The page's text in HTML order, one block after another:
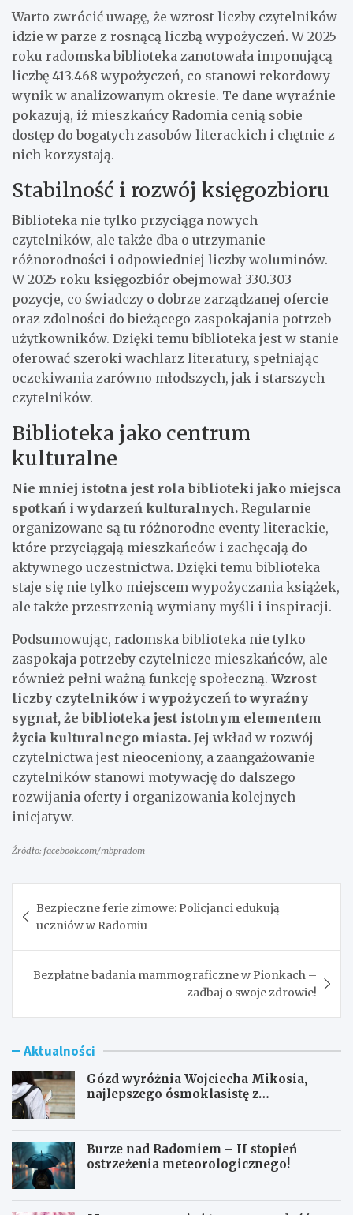
Warto zwrócić uwagę, że wzrost liczby czytelników
idzie w parze z rosnącą liczbą wypożyczeń. W 2025
roku radomska biblioteka zanotowała imponującą
liczbę 413.468 wypożyczeń, co stanowi rekordowy
wynik w analizowanym okresie. Te dane wyraźnie
pokazują, iż mieszkańcy Radomia cenią sobie
dostęp do bogatych zasobów literackich i chętnie z
nich korzystają.
Stabilność i rozwój księgozbioru
Biblioteka nie tylko przyciąga nowych
czytelników, ale także dba o utrzymanie
różnorodności i odpowiedniej liczby woluminów.
W 2025 roku księgozbiór obejmował 330.303
pozycje, co świadczy o dobrze zarządzanej ofercie
oraz zdolności do bieżącego zaspokajania potrzeb
użytkowników. Dzięki temu biblioteka jest w stanie
oferować szeroki wachlarz literatury, spełniając
oczekiwania zarówno młodszych, jak i starszych
czytelników.
Biblioteka jako centrum
kulturalne
Nie mniej istotna jest rola biblioteki jako miejsca
spotkań i wydarzeń kulturalnych. Regularnie
organizowane są tu różnorodne eventy literackie,
które przyciągają mieszkańców i zachęcają do
aktywnego uczestnictwa. Dzięki temu biblioteka
staje się nie tylko miejscem wypożyczania książek,
ale także przestrzenią wymiany myśli i inspiracji.
Podsumowując, radomska biblioteka nie tylko
zaspokaja potrzeby czytelnicze mieszkańców, ale
również pełni ważną funkcję społeczną. Wzrost
liczby czytelników i wypożyczeń to wyraźny
sygnał, że biblioteka jest istotnym elementem
życia kulturalnego miasta. Jej wkład w rozwój
czytelnictwa jest nieoceniony, a zaangażowanie
czytelników stanowi motywację do dalszego
rozwijania oferty i organizowania kolejnych
inicjatyw.
Źródło: facebook.com/mbpradom
wpisu
Bezpieczne ferie zimowe: Policjanci edukują
uczniów w Radomiu
Bezpłatne badania mammograficzne w Pionkach –
zadbaj o swoje zdrowie!
Aktualności
Gózd wyróżnia Wojciecha Mikosia,
najlepszego ósmoklasistę z
Burze nad Radomiem – II stopień
ostrzeżenia meteorologicznego!